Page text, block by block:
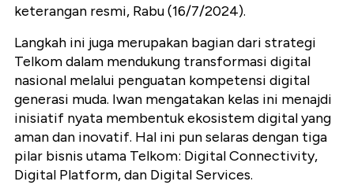
keterangan resmi, Rabu (16/7/2024).
Langkah ini juga merupakan bagian dari strategi
Telkom dalam mendukung transformasi digital
nasional melalui penguatan kompetensi digital
generasi muda. Iwan mengatakan kelas ini menajdi
inisiatif nyata membentuk ekosistem digital yang
aman dan inovatif. Hal ini pun selaras dengan tiga
pilar bisnis utama Telkom: Digital Connectivity,
Digital Platform, dan Digital Services.